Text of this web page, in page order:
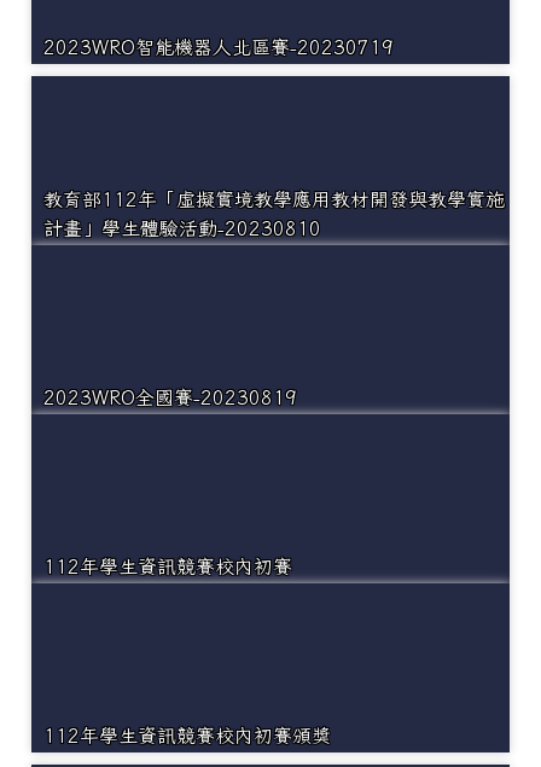
2023WRO智能機器人北區賽-20230719
教育部112年「虛擬實境教學應用教材開發與教學實施
計畫」學生體驗活動-20230810
2023WRO全國賽-20230819
112年學生資訊競賽校內初賽
112年學生資訊競賽校內初賽頒獎